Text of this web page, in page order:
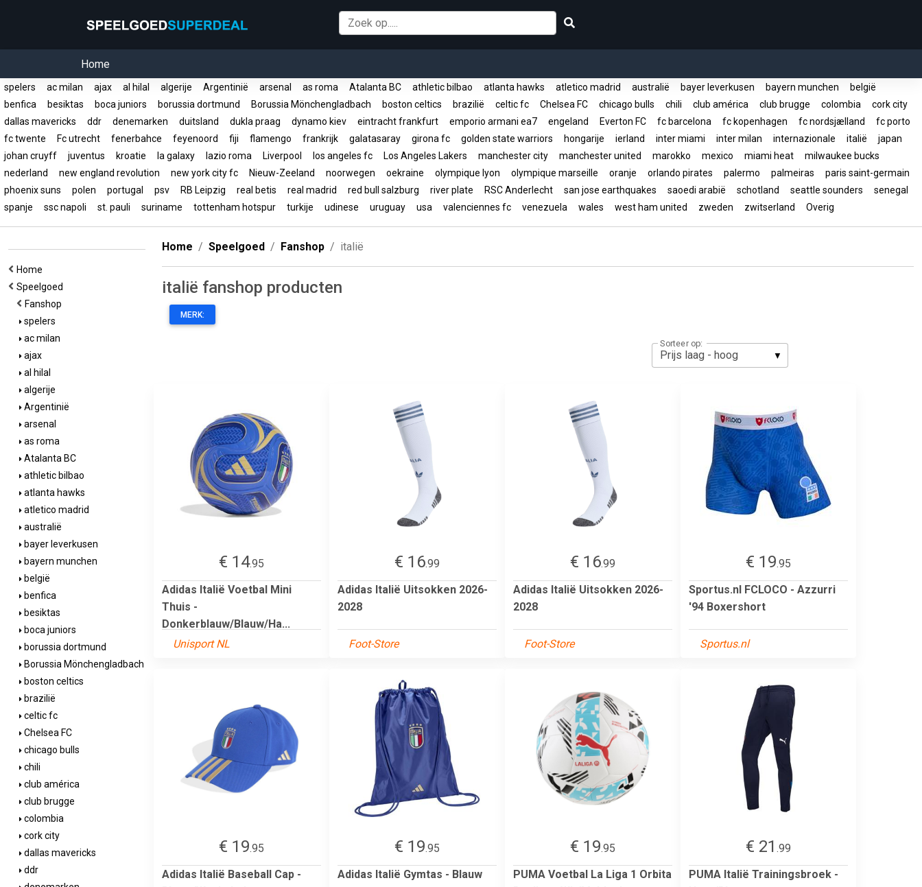
Home
spelers ac milan ajax al hilal algerije Argentinië arsenal as roma Atalanta BC athletic bilbao atlanta hawks atletico madrid australië bayer leverkusen bayern munchen
belgië
benfica
besiktas boca juniors borussia dortmund Borussia Mönchengladbach boston celtics brazilië celtic fc Chelsea FC chicago bulls chili club américa club brugge colombia
cork city
dallas mavericks
ddr denemarken duitsland dukla praag dynamo kiev eintracht frankfurt emporio armani ea7 engeland Everton FC fc barcelona fc kopenhagen fc nordsjælland
fc porto
fc twente
Fc utrecht fenerbahce feyenoord fiji flamengo frankrijk galatasaray girona fc golden state warriors hongarije ierland inter miami inter milan internazionale italië
japan
johan cruyff
juventus kroatie la galaxy lazio roma Liverpool los angeles fc Los Angeles Lakers manchester city manchester united marokko mexico miami heat
milwaukee bucks
nederland
new england revolution new york city fc Nieuw-Zeeland noorwegen oekraine olympique lyon olympique marseille oranje orlando pirates palermo palmeiras
paris saint-germain
phoenix suns
polen portugal psv RB Leipzig real betis real madrid red bull salzburg river plate RSC Anderlecht san jose earthquakes saoedi arabië schotland seattle sounders
senegal
spanje
ssc napoli st. pauli suriname tottenham hotspur turkije udinese uruguay usa valenciennes fc venezuela wales west ham united zweden zwitserland Overig
Home
Speelgoed
Fanshop
spelers
ac milan
ajax
al hilal
algerije
Argentinië
arsenal
as roma
Atalanta BC
athletic bilbao
atlanta hawks
atletico madrid
australië
bayer leverkusen
bayern munchen
belgië
benfica
besiktas
boca juniors
borussia dortmund
Borussia Mönchengladbach
boston celtics
brazilië
celtic fc
Chelsea FC
chicago bulls
chili
club américa
club brugge
colombia
cork city
dallas mavericks
ddr
Home Speelgoed Fanshop italië
italië fanshop producten
MERK:
Sorteer op:
€ 14.95
Adidas Italië Voetbal Mini
Thuis -
Donkerblauw/Blauw/Ha...
Unisport NL
€ 16.99
Adidas Italië Uitsokken 2026-
2028
Foot-Store
€ 16.99
Adidas Italië Uitsokken 2026-
2028
Foot-Store
€ 19.95
Sportus.nl FCLOCO - Azzurri
'94 Boxershort
Sportus.nl
€ 19.95
Adidas Italië Baseball Cap -
€ 19.95
Adidas Italië Gymtas - Blauw
€ 19.95
PUMA Voetbal La Liga 1 Orbita
€ 21 .99
PUMA Italië Trainingsbroek -